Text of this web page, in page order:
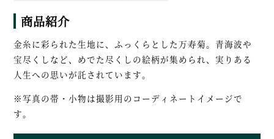
商品紹介
金糸に彩られた生地に、ふっくらとした万寿菊。青海波や
宝尽くしなど、めでた尽くしの絵柄が集められ、実りある
人生への思いが託されています。
※写真の帯・小物は撮影用のコーディネートイメージで
す。